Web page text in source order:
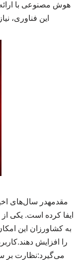
هوش مصنوعی با ارائه
این فناوری،
به کشاورزان این
را افزایش
می‌گیرد:نظارت بر